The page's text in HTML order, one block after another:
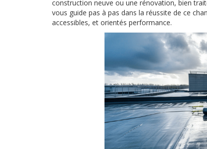
construction neuve ou une rénovation, bien
vous guide pas à pas dans la réussite de ce
accessibles, et orientés performance.